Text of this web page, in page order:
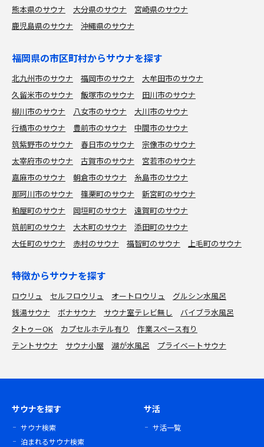
熊本県のサウナ
大分県のサウナ
宮崎県のサウナ
鹿児島県のサウナ
沖縄県のサウナ
福岡県の市区町村からサウナを探す
北九州市のサウナ 福岡市のサウナ
大牟田市のサウナ
久留米市のサウナ
飯塚市のサウナ
田川市のサウナ
柳川市のサウナ
八女市のサウナ
大川市のサウナ
行橋市のサウナ
豊前市のサウナ
中間市のサウナ
筑紫野市のサウナ
春日市のサウナ
宗像市のサウナ
太宰府市のサウナ
古賀市のサウナ
宮若市のサウナ
嘉麻市のサウナ
朝倉市のサウナ
糸島市のサウナ
那珂川市のサウナ
篠栗町のサウナ
新宮町のサウナ
粕屋町のサウナ
岡垣町のサウナ
遠賀町のサウナ
筑前町のサウナ
大木町のサウナ
添田町のサウナ
大任町のサウナ
赤村のサウナ 福智町のサウナ 上毛町のサウナ
特徴からサウナを探す
ロウリュ セルフロウリュ オートロウリュ
グルシン水風呂
銭湯サウナ
ボナサウナ サウナ室テレビ無し
バイブラ水風呂
タトゥーOK
カプセルホテル有り
作業スペース有り
テントサウナ
サウナ小屋 湖が水風呂 プライベートサウナ
サウナを探す
サウナ検索
泊まれるサウナ検索
サ活
サ活一覧